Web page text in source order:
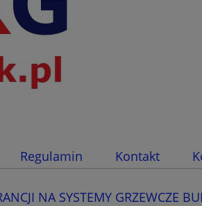
Regulamin Kontakt
NA SYSTEMY GRZEWCZE